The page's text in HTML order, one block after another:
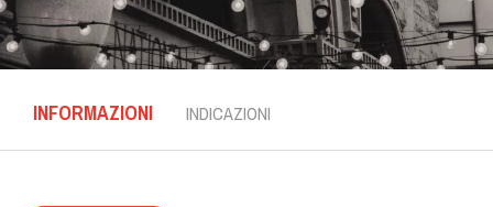
INFORMAZIONI INDICAZIONI